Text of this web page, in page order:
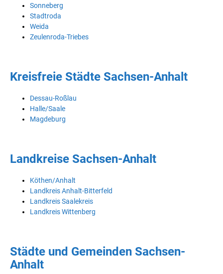
Sonneberg
Stadtroda
Weida
Zeulenroda-Triebes
Kreisfreie Städte Sachsen-Anhalt
Dessau-Roßlau
Halle/Saale
Magdeburg
Landkreise Sachsen-Anhalt
Köthen/Anhalt
Landkreis Anhalt-Bitterfeld
Landkreis Saalekreis
Landkreis Wittenberg
Städte und Gemeinden Sachsen-
Anhalt